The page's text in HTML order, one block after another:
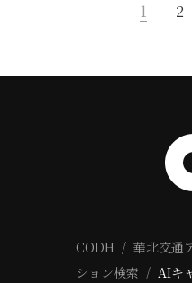
1 2
CODH 華北交通
ション検索
AIキ